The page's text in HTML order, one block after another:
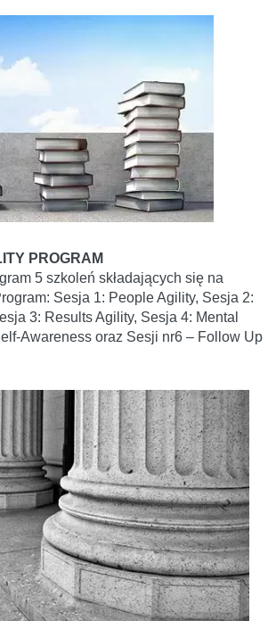
PROGRAM
5 szkoleń składających się na
Sesja 1: People Agility, Sesja 2:
3: Results Agility, Sesja 4: Mental
Awareness oraz Sesji nr6 – Follow Up